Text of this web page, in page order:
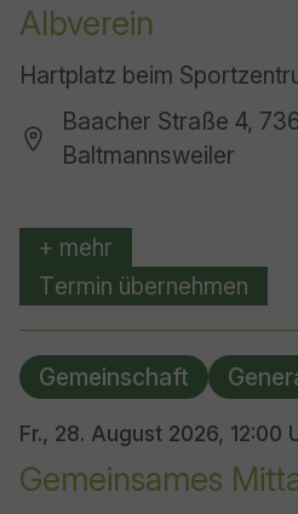
Albverein
Hartplatz beim
Baacher Straße 4,
Baltmannsweiler
+ mehr
Termin übernehmen
Fr., 28. August 2026, 12:00
Gemeinsames
Gemeinschaft